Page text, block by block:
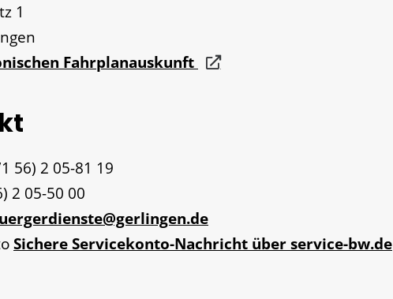
1
Fahrplanauskunft
56) 2 05-81 19
2 05-50 00
Sichere Servicekonto-Nachricht über service-bw.de